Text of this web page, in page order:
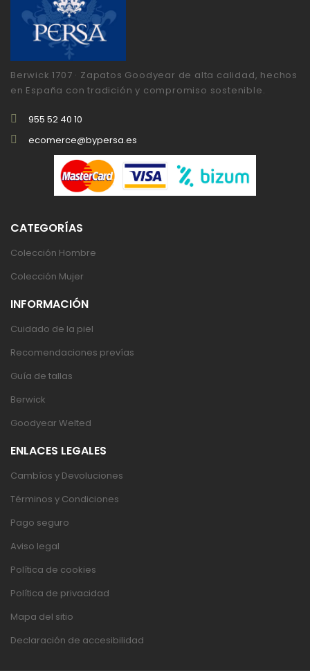
Berwick 1707 · Zapatos Goodyear de alta calidad, hechos
en España con tradición y compromiso sostenible.
955 52 40 10
ecomerce@bypersa.es
CATEGORÍAS
Colección Hombre
Colección Mujer
INFORMACIÓN
Cuidado de la piel
Recomendaciones prevías
Guía de tallas
Berwick
Goodyear Welted
ENLACES LEGALES
Cambíos y Devoluciones
Términos y Condiciones
Pago seguro
Aviso legal
Política de cookies
Política de privacidad
Mapa del sitio
Declaración de accesibilidad